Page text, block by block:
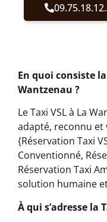
En quoi consiste
Wantzenau ?
Le Taxi VSL à La
adapté, reconnu et
{Réservation Taxi
Conventionné,
Réservation Taxi
solution humaine
À qui s’adresse la